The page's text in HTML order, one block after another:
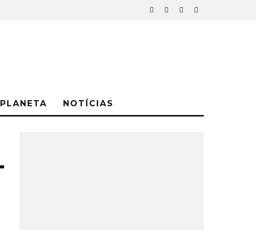
PLANETA NOTÍCIAS